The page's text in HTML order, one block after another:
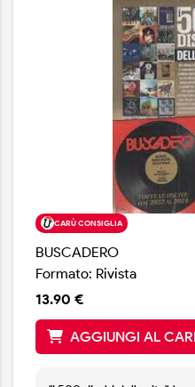
CARÙ CONSIGLIA
BUSCADERO
Formato: Rivista
13.90 €
AGGIUNGI AL